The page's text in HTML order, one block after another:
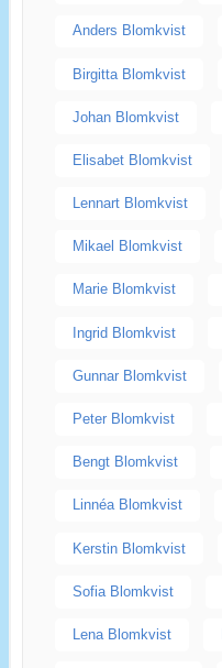
Anders Blomkvist
Birgitta Blomkvist
Johan Blomkvist
Elisabet Blomkvist
Lennart Blomkvist
Mikael Blomkvist
Marie Blomkvist
Ingrid Blomkvist
Gunnar Blomkvist
Peter Blomkvist
Bengt Blomkvist
Linnéa Blomkvist
Kerstin Blomkvist
Sofia Blomkvist
Lena Blomkvist